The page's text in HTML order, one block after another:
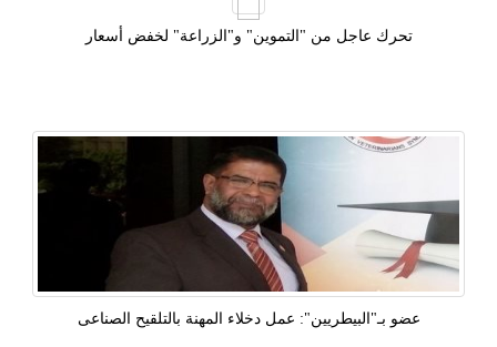
تحرك عاجل من "التموين" و"الزراعة" لخفض أسعار
عضو بـ"البيطريين": عمل دخلاء المهنة بالتلقيح الصناعى